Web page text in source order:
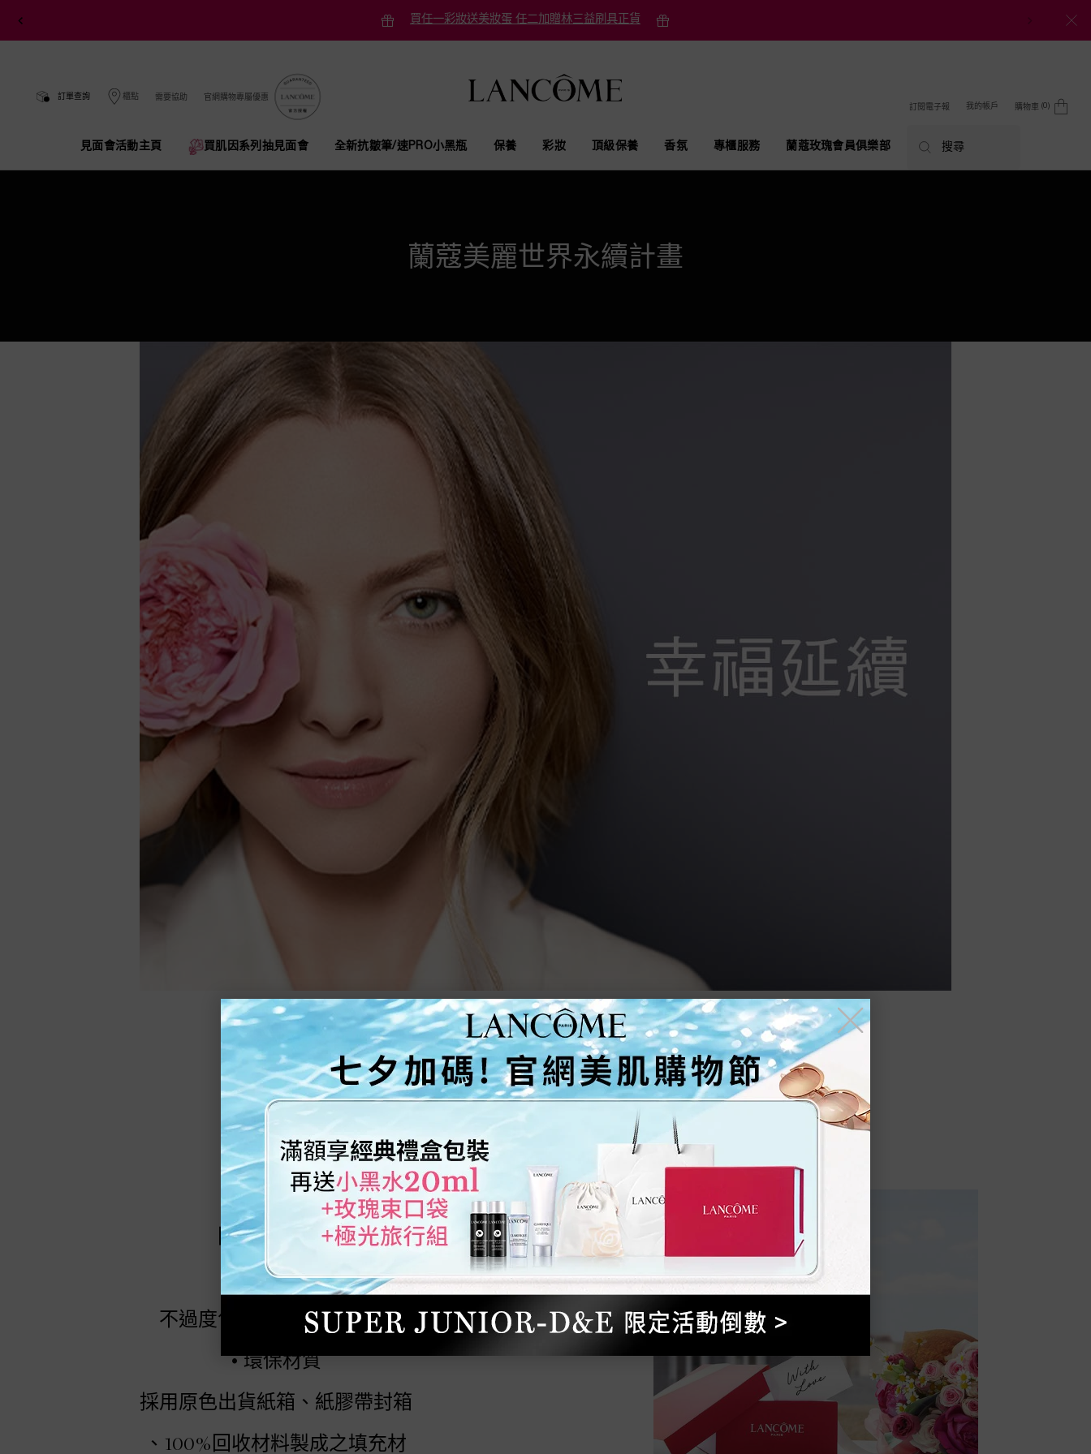
買任一彩妝送美妝蛋 任二加贈林三益刷具正貨
訂單查詢 櫃點 需要協助
官網購物專屬優惠
訂閱電子報
我的帳戶 購物車 0
0 product in cart
見面會活動主頁 買肌因系列抽見面會​ 全新抗皺筆/速PRO小黑瓶 保養 彩妝 頂級保養 香氛 專櫃服務 蘭蔻玫瑰會員俱樂部 搜尋
蘭蔻美麗世界永續計畫
CARING TOGETHER FOR A HAPPIER TOMORROW
美麗人生，蘭蔻與你相伴！
美麗世界，蘭蔻與你共同守護！
關於環保包裝
• 包裝減量
不過度包裝降低使用填充材
•環保材質
採用原色出貨紙箱、紙膠帶封箱
、100%回收材料製成之填充材
╳